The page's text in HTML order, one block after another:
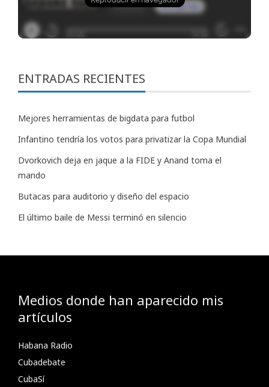
ENTRADAS RECIENTES
Mejores herramientas de bigdata para futbol
Infantino tendría los votos para privatizar la Copa Mundial
Dvorkovich deja en jaque a la FIDE y Anand toma el
mando
Butacas para auditorio y diseño del espacio
El último baile de Messi terminó en silencio
Medios donde han aparecido mis
artículos
Habana Radio
Cubadebate
CubaSí